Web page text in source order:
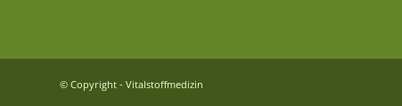
© Copyright - Vitalstoffmedizin